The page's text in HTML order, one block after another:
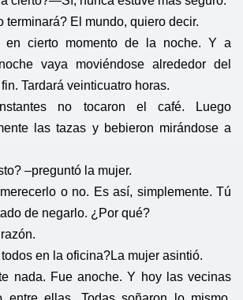
El mundo, quiero decir.
en cierto momento de la noche. Y a
vaya moviéndose alrededor del
Tardará veinticuatro horas.
no tocaron el café. Luego
las tazas y bebieron mirándose a
–preguntó la mujer.
o no. Es así, simplemente. Tú
de negarlo. ¿Por qué?
en la oficina?La mujer asintió.
nada. Fue anoche. Y hoy las vecinas